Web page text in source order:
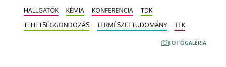
Egyetemen rendezett tanácskozásra a helyi
hallgatók mellett az ország számos felsőoktatási
HALLGATÓK KÉMIA KONFERENCIA
TDK
TEHETSÉGGONDOZÁS
TERMÉSZETTUDOMÁNY TTK
FOTÓGALÉRIA